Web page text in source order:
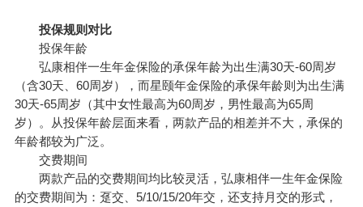
投保规则对比
投保年龄
弘康相伴一生年金保险的承保年龄为出生满30天-60周岁
（含30天、60周岁），而星颐年金保险的承保年龄则为出生满
30天-65周岁（其中女性最高为60周岁，男性最高为65周
岁）。从投保年龄层面来看，两款产品的相差并不大，承保的
年龄都较为广泛。
交费期间
两款产品的交费期间均比较灵活，弘康相伴一生年金保险
的交费期间为：趸交、5/10/15/20年交，还支持月交的形式，